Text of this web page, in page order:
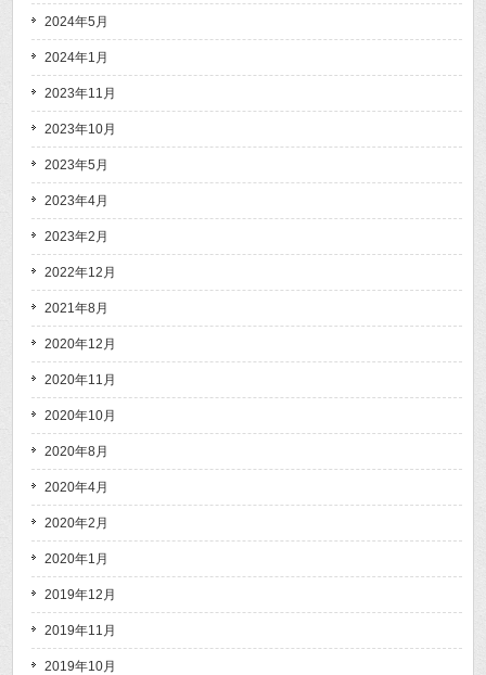
2024年5月
2024年1月
2023年11月
2023年10月
2023年5月
2023年4月
2023年2月
2022年12月
2021年8月
2020年12月
2020年11月
2020年10月
2020年8月
2020年4月
2020年2月
2020年1月
2019年12月
2019年11月
2019年10月